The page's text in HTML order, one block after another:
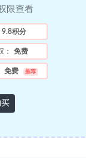
限查看
9.8积分
： 免费
免费 推荐